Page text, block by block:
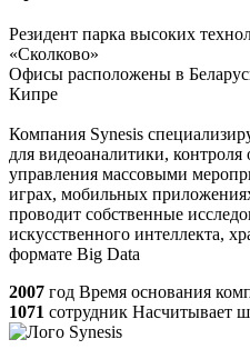
Резидент парка высоких
«Сколково»
Офисы расположены в
Кипре
Компания Synesis
для видеоаналитики,
управления массовыми
играх, мобильных
проводит собственные
искусственного интеллекта,
формате Big Data
2007 год Время основания
1071 сотрудник Насчитывает